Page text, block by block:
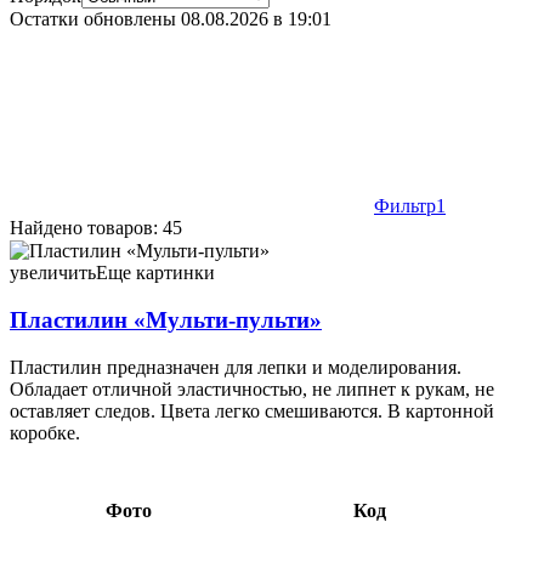
Остатки обновлены 08.08.2026 в 19:01
Фильтр1
Найдено товаров: 45
Пластилин «Мульти-пульти» 6 цветов, 120 г, со стекой,
«Приключения Енота» 4,10 059410
увеличитьЕще картинки
Пластилин «Мульти-пульти»
Пластилин предназначен для лепки и моделирования.
Обладает отличной эластичностью, не липнет к рукам, не
оставляет следов. Цвета легко смешиваются. В картонной
коробке.
Фото Код